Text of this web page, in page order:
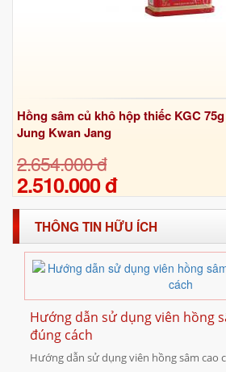
Hồng sâm củ khô hộp thiếc KGC
Jung Kwan Jang
2.654.000 đ
2.510.000 đ
THÔNG TIN HỮU ÍCH
Hướng dẫn sử dụng viên hồng
đúng cách
Hướng dẫn sử dụng viên hồng sâm cao